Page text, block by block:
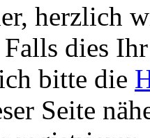
herzlich
dies
bitte die
Seite